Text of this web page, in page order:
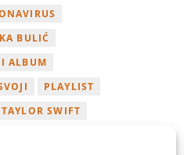
BULIĆ
ALBUM
PLAYLIST
TAYLOR SWIFT